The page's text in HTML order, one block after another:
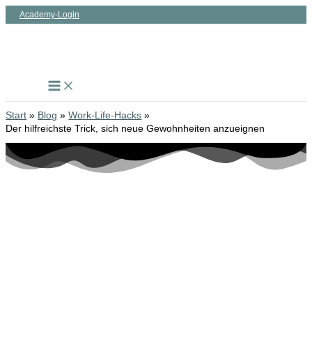
ZumAcademy-Login
Start Blog
Work-Life-Hacks
Der hilfreichste Trick, sich neue Gewohnheiten anzueignen